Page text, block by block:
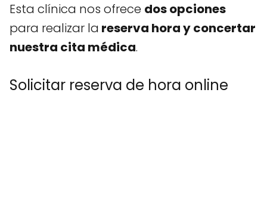
Esta clínica nos ofrece dos opciones
para realizar la reserva hora y concertar
nuestra cita médica.
Solicitar reserva de hora online